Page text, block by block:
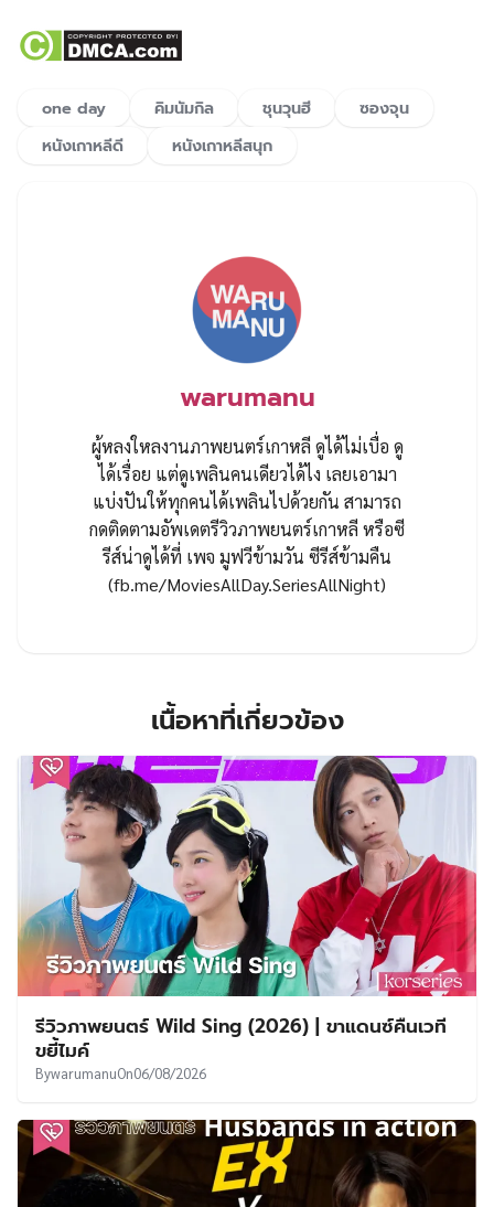
one day คิมนัมกิล ชุนวุนฮี
ซองจุน
หนังเกาหลีดี
หนังเกาหลีสนุก
warumanu
ผู้หลงใหลงานภาพยนตร์เกาหลี ดูได้ไม่เบื่อ ดู
ได้เรื่อย แต่ดูเพลินคนเดียวได้ไง เลยเอามา
แบ่งปันให้ทุกคนได้เพลินไปด้วยกัน สามารถ
กดติดตามอัพเดตรีวิวภาพยนตร์เกาหลี หรือซี
รีส์น่าดูได้ที่ เพจ มูฟวีข้ามวัน ซีรีส์ข้ามคืน
(fb.me/MoviesAllDay.SeriesAllNight)
เนื้อหาที่เกี่ยวข้อง
รีวิวภาพยนตร์ Wild Sing (2026) | ขาแดนซ์คืนเวที
ขยี้ไมค์
BywarumanuOn06/08/2026